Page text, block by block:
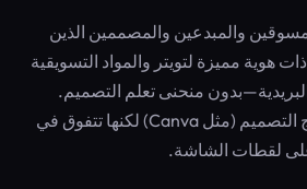
والمبدعين والمصممين الذين
هوية مميزة لتويتر والمواد التسويقية
منحنى تعلم التصميم.
ليست بديلاً كاملاً لبرامج التصميم (مثل Canva) لكنها تتفوق في
على لقطات الشاشة.